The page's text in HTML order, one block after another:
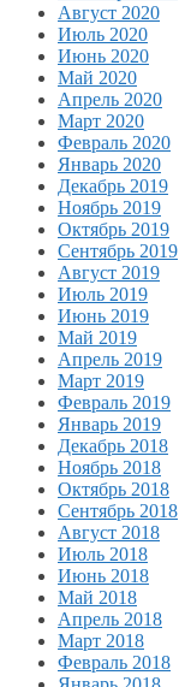
Август 2020
Июль 2020
Июнь 2020
Май 2020
Апрель 2020
Март 2020
Февраль 2020
Январь 2020
Декабрь 2019
Ноябрь 2019
Октябрь 2019
Сентябрь 2019
Август 2019
Июль 2019
Июнь 2019
Май 2019
Апрель 2019
Март 2019
Февраль 2019
Январь 2019
Декабрь 2018
Ноябрь 2018
Октябрь 2018
Сентябрь 2018
Август 2018
Июль 2018
Июнь 2018
Май 2018
Апрель 2018
Март 2018
Февраль 2018